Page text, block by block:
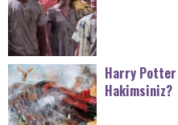
Harry Potter
Hakimsiniz?